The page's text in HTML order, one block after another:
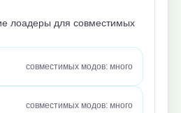
лоадеры для совместимых
совместимых модов: много
совместимых модов: много